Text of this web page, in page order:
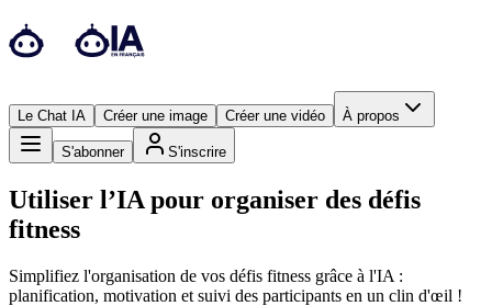
Le Chat IA Créer une image Créer une vidéo À propos
S'abonner S'inscrire
Utiliser l’IA pour organiser des défis
fitness
Simplifiez l'organisation de vos défis fitness grâce à l'IA :
planification, motivation et suivi des participants en un clin d'œil !